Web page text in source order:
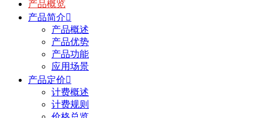
产品概览
产品简介
产品概述
产品优势
产品功能
应用场景
产品定价
计费概述
计费规则